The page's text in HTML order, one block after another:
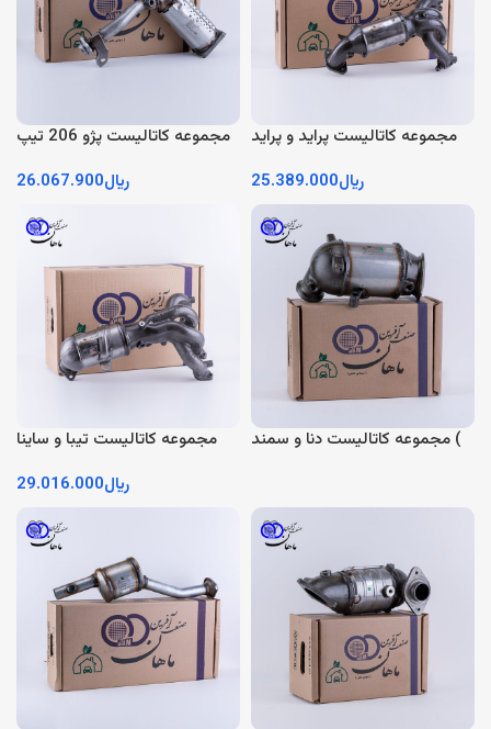
مجموعه کاتالیست پژو 206 تیپ
﷼26.067.900
مجموعه کاتالیست پراید و پراید
﷼25.389.000
مجموعه کاتالیست تیبا و ساینا
﷼29.016.000
مجموعه کاتالیست دنا و سمند (